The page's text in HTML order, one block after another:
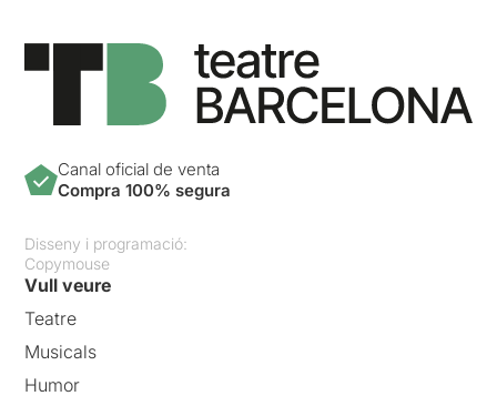
Canal oficial de venta
Compra 100% segura
Disseny i programació:
Copymouse
Vull veure
Teatre
Musicals
Humor